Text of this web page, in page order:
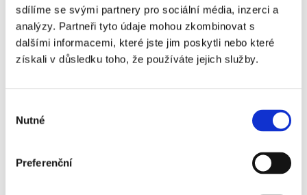
sdílíme se svými partnery pro sociální média, inzerci a
analýzy. Partneři tyto údaje mohou zkombinovat s
dalšími informacemi, které jste jim poskytli nebo které
získali v důsledku toho, že používáte jejich služby.
souhlasu
Nutné
Preferenční
Chelsea
FC -
Brighton
& Hove
Dugout
Ano +47 370 Kč
Chelsea
+64 060 Kč